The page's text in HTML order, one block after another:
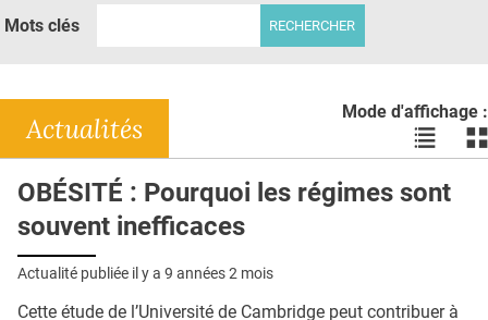
DOSSIERS
RÉSEAUX
E-REVUE SAD
Mots clés
Mode d'affichage :
Voir
les
en
les
Actualités
OBÉSITÉ : Pourquoi les régimes sont
souvent inefficaces
Actualité publiée il y a 9 années 2 mois
Cette étude de l’Université de Cambridge peut contribuer à